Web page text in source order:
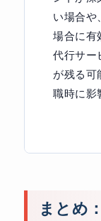
い場合や
場合に有
代行サー
が残る可
職時に影
まとめ